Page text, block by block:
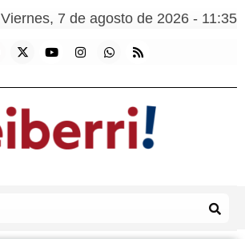
Viernes, 7 de agosto de 2026 - 11:35